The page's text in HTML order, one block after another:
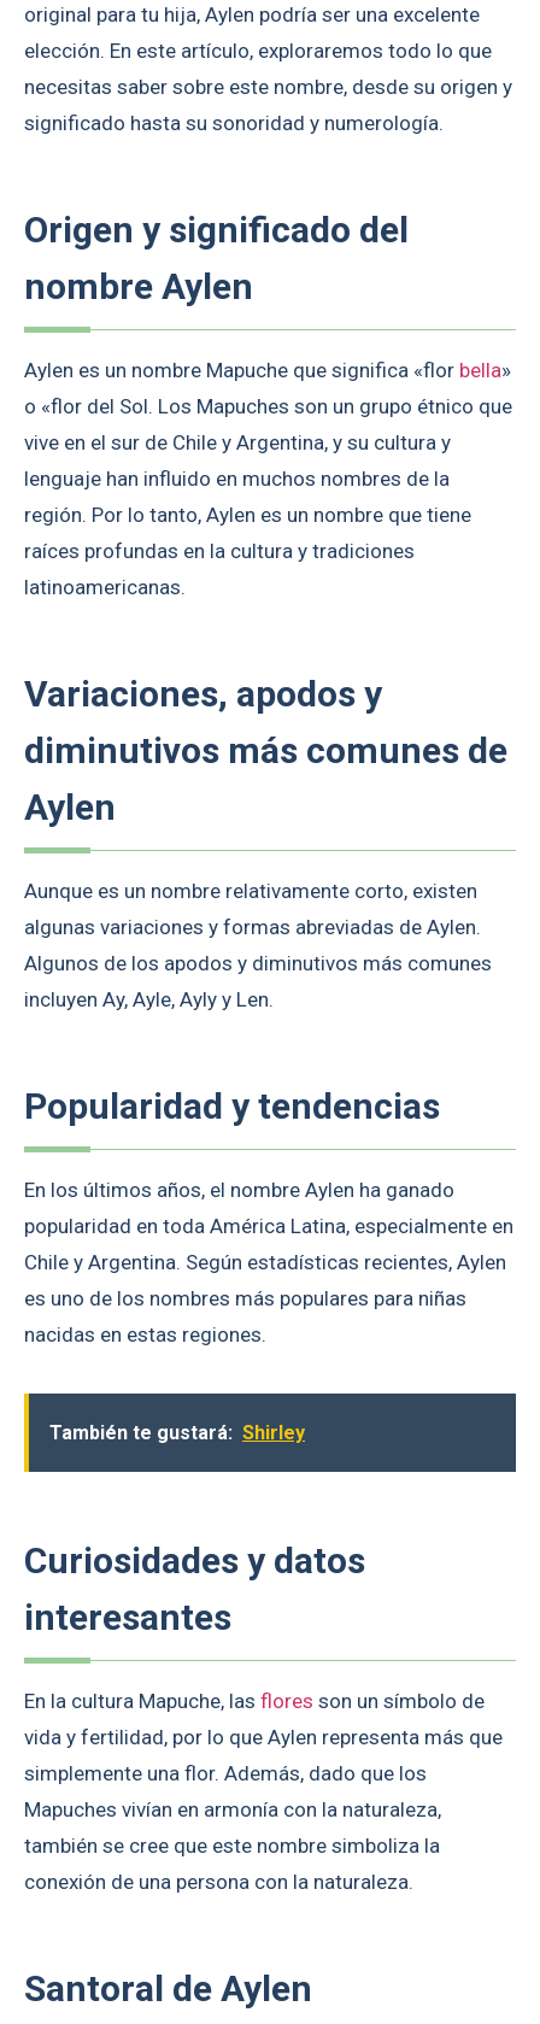
original para tu hija, Aylen podría ser una excelente
elección. En este artículo, exploraremos todo lo que
necesitas saber sobre este nombre, desde su origen y
significado hasta su sonoridad y numerología.
Origen y significado del
nombre Aylen
Aylen es un nombre Mapuche que significa «flor bella»
o «flor del Sol. Los Mapuches son un grupo étnico que
vive en el sur de Chile y Argentina, y su cultura y
lenguaje han influido en muchos nombres de la
región. Por lo tanto, Aylen es un nombre que tiene
raíces profundas en la cultura y tradiciones
latinoamericanas.
Variaciones, apodos y
diminutivos más comunes de
Aylen
Aunque es un nombre relativamente corto, existen
algunas variaciones y formas abreviadas de Aylen.
Algunos de los apodos y diminutivos más comunes
incluyen Ay, Ayle, Ayly y Len.
Popularidad y tendencias
En los últimos años, el nombre Aylen ha ganado
popularidad en toda América Latina, especialmente en
Chile y Argentina. Según estadísticas recientes, Aylen
es uno de los nombres más populares para niñas
nacidas en estas regiones.
También te gustará: Shirley
Curiosidades y datos
interesantes
En la cultura Mapuche, las flores son un símbolo de
vida y fertilidad, por lo que Aylen representa más que
simplemente una flor. Además, dado que los
Mapuches vivían en armonía con la naturaleza,
también se cree que este nombre simboliza la
conexión de una persona con la naturaleza.
Santoral de Aylen